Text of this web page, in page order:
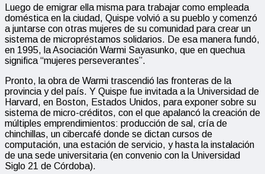
Luego de emigrar ella misma para trabajar como empleada
doméstica en la ciudad, Quispe volvió a su pueblo y comenzó
a juntarse con otras mujeres de su comunidad para crear un
sistema de micropréstamos solidarios. De esa manera fundó,
en 1995, la Asociación Warmi Sayasunko, que en quechua
significa “mujeres perseverantes”.
Pronto, la obra de Warmi trascendió las fronteras de la
provincia y del país. Y Quispe fue invitada a la Universidad de
Harvard, en Boston, Estados Unidos, para exponer sobre su
sistema de micro-créditos, con el que apalancó la creación de
múltiples emprendimientos: producción de sal, cría de
chinchillas, un cibercafé donde se dictan cursos de
computación, una estación de servicio, y hasta la instalación
de una sede universitaria (en convenio con la Universidad
Siglo 21 de Córdoba).